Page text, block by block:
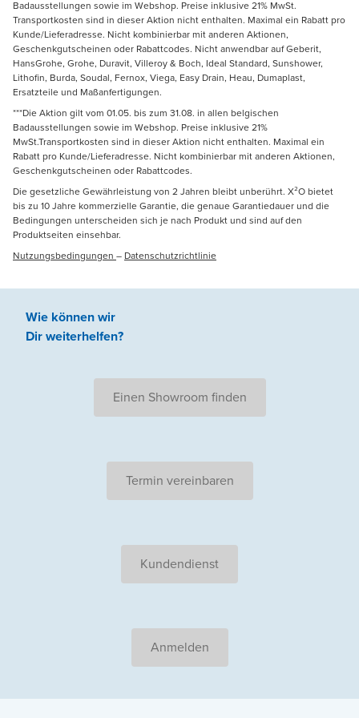
Badausstellungen sowie im Webshop. Preise inklusive 21% MwSt.
Transportkosten sind in dieser Aktion nicht enthalten. Maximal ein Rabatt pro
Kunde/Lieferadresse. Nicht kombinierbar mit anderen Aktionen,
Geschenkgutscheinen oder Rabattcodes. Nicht anwendbar auf Geberit,
HansGrohe, Grohe, Duravit, Villeroy & Boch, Ideal Standard, Sunshower,
Lithofin, Burda, Soudal, Fernox, Viega, Easy Drain, Heau, Dumaplast,
Ersatzteile und Maßanfertigungen.
***Die Aktion gilt vom 01.05. bis zum 31.08. in allen belgischen
Badausstellungen sowie im Webshop. Preise inklusive 21%
MwSt.Transportkosten sind in dieser Aktion nicht enthalten. Maximal ein
Rabatt pro Kunde/Lieferadresse. Nicht kombinierbar mit anderen Aktionen,
Geschenkgutscheinen oder Rabattcodes.
Die gesetzliche Gewährleistung von 2 Jahren bleibt unberührt. X²O bietet
bis zu 10 Jahre kommerzielle Garantie, die genaue Garantiedauer und die
Bedingungen unterscheiden sich je nach Produkt und sind auf den
Produktseiten einsehbar.
Nutzungsbedingungen – Datenschutzrichtlinie
Wie können wir
Dir weiterhelfen?
Einen Showroom finden
Termin vereinbaren
Kundendienst
Anmelden